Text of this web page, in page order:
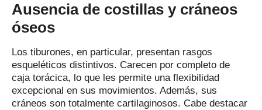
Ausencia de costillas y cráneos
óseos
Los tiburones, en particular, presentan rasgos
esqueléticos distintivos. Carecen por completo de
caja torácica, lo que les permite una flexibilidad
excepcional en sus movimientos. Además, sus
cráneos son totalmente cartilaginosos. Cabe destacar